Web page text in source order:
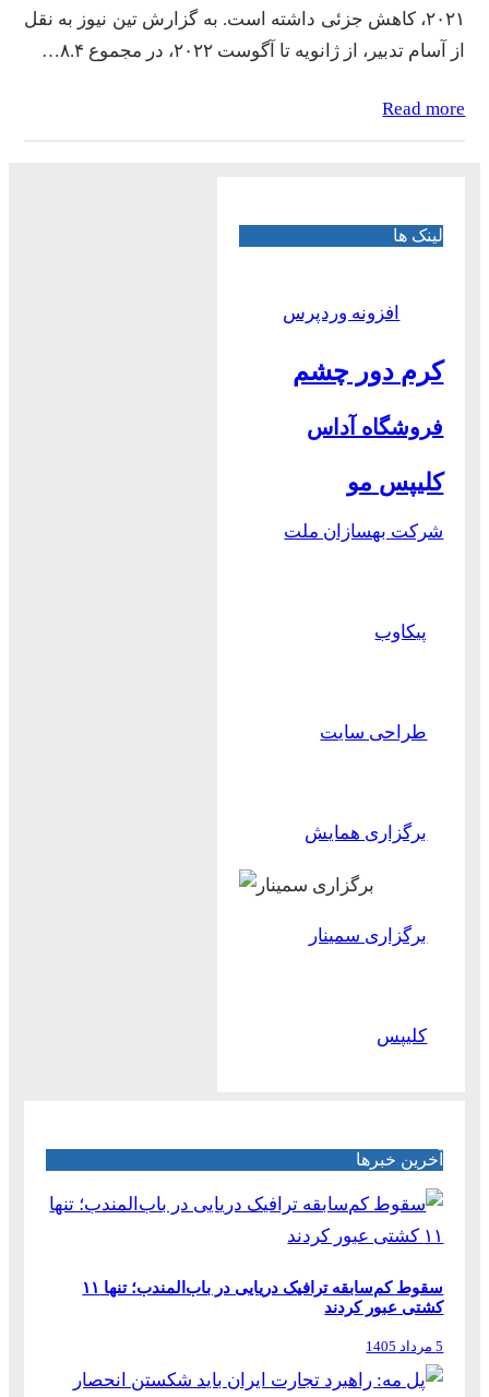
۲۰۲۱، کاهش جزئی داشته است. به گزارش تین نیوز به نقل
از آسام تدبیر، از ژانویه تا آگوست ۲۰۲۲، در مجموع ۸.۴…
Read more
لینک ها
افزونه وردپرس
کرم دور چشم
فروشگاه آداس
کلیپس مو
شرکت بهسازان ملت
پیکاوب
طراحی سایت
برگزاری همایش
برگزاری سمینار
کلیپس
آخرین خبرها
سقوط کم‌سابقه ترافیک دریایی در باب‌المندب؛ تنها ۱۱
کشتی عبور کردند
5 مرداد 1405